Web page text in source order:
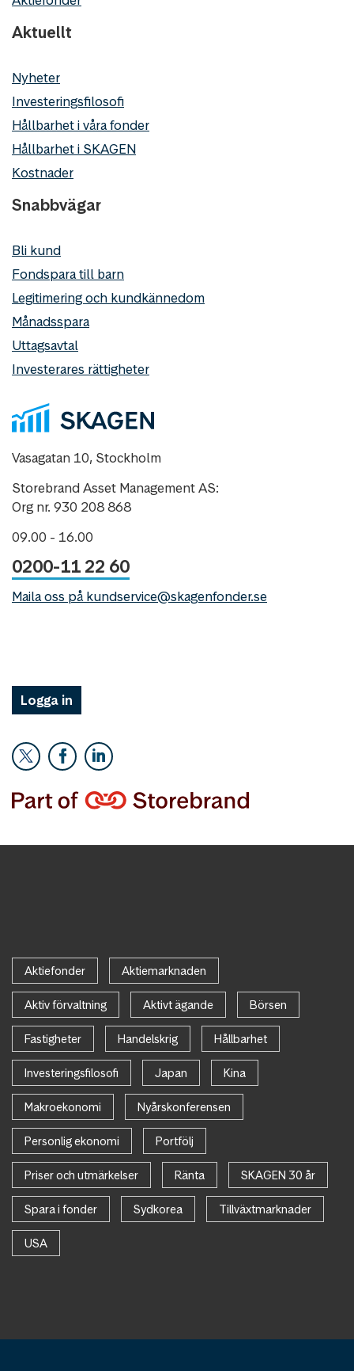
Aktuellt
Nyheter
Investeringsfilosofi
Hållbarhet i våra fonder
Hållbarhet i SKAGEN
Kostnader
Snabbvägar
Bli kund
Fondspara till barn
Legitimering och kundkännedom
Månadsspara
Uttagsavtal
Investerares rättigheter
Vasagatan 10, Stockholm
Storebrand Asset Management AS:
Org nr. 930 208 868
09.00 - 16.00
0200-11 22 60
Maila oss på kundservice@skagenfonder.se
Logga in
Aktiefonder Aktiemarknaden
Aktiv förvaltning Aktivt ägande Börsen
Fastigheter Handelskrig Hållbarhet
Investeringsfilosofi Japan Kina
Makroekonomi Nyårskonferensen
Personlig ekonomi Portfölj
Priser och utmärkelser Ränta SKAGEN 30 år
Spara i fonder Sydkorea Tillväxtmarknader
USA